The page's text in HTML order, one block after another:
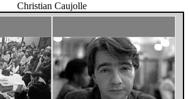
Christian Caujolle